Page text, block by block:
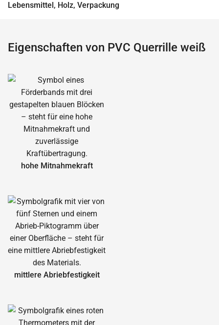
Lebensmittel, Holz, Verpackung
Eigenschaften von PVC Querrille weiß
hohe Mitnahmekraft
mittlere Abrieb­festigkeit